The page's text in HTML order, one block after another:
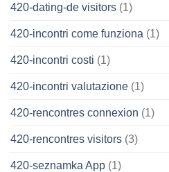
420-dating-de visitors (1)
420-incontri come funziona (1)
420-incontri costi (1)
420-incontri valutazione (1)
420-rencontres connexion (1)
420-rencontres visitors (3)
420-seznamka App (1)